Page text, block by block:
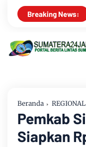
Breaking News:
Kajari Jambi,
Beranda REGIONAL
Pemkab
Siapkan